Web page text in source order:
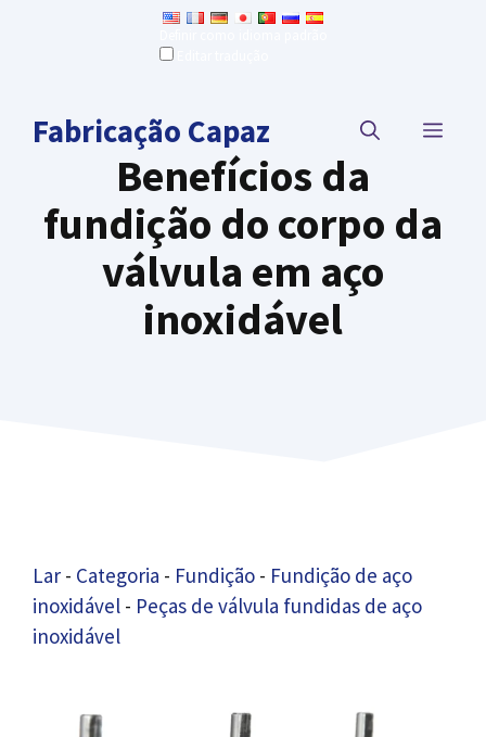
Editar tradução
Fabricação Capaz
Benefícios da
fundição do corpo da
válvula em aço
inoxidável
Lar - Categoria - Fundição - Fundição de aço
inoxidável - Peças de válvula fundidas de aço
inoxidável